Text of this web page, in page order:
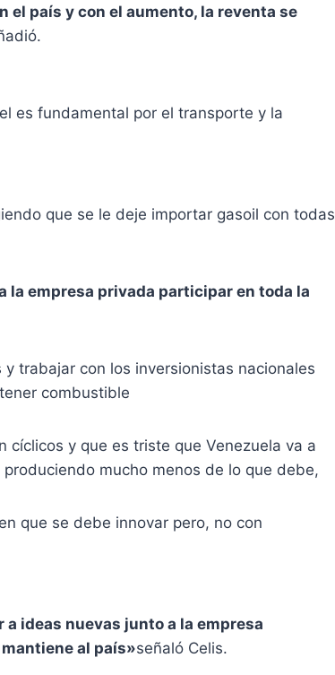
el país y con el aumento, la reventa se
es fundamental por el transporte y la
que se le deje importar gasoil con todas
la empresa privada participar en toda la
trabajar con los inversionistas nacionales
combustible
cíclicos y que es triste que Venezuela va a
mucho menos de lo que debe,
que se debe innovar pero, no con
ideas nuevas junto a la empresa
al país»señaló Celis.